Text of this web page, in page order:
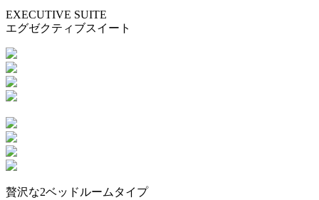
EXECUTIVE SUITE
エグゼクティブスイート
贅沢な2ベッドルームタイプ